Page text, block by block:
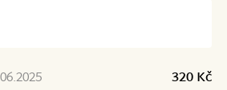
320 Kč